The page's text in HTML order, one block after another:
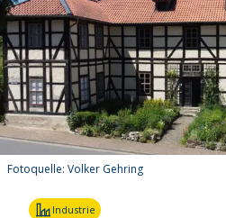
Fotoquelle: Volker Gehring
Industrie